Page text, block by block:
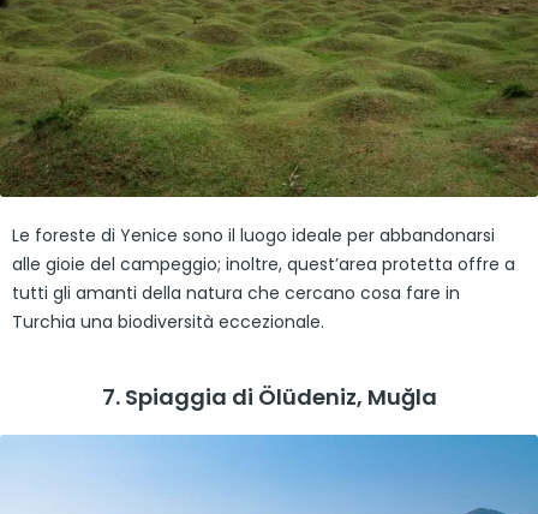
Le foreste di Yenice sono il luogo ideale per abbandonarsi
alle gioie del campeggio; inoltre, quest’area protetta offre a
tutti gli amanti della natura che cercano cosa fare in
Turchia una biodiversità eccezionale.
7. Spiaggia di Ölüdeniz, Muğla